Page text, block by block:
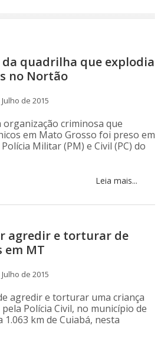
quadrilha que explodia
no Nortão
de 2015
criminosa que
em Mato Grosso foi preso em
Militar (PM) e Civil (PC) do
Leia mais...
agredir e torturar de
em MT
de 2015
agredir e torturar uma criança
Polícia Civil, no município de
km de Cuiabá, nesta